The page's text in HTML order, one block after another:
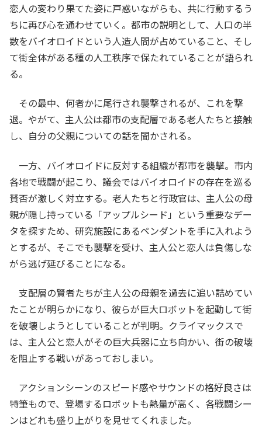
恋人の変わり果てた姿に戸惑いながらも、共に行動するう
ちに再び心を通わせていく。都市の説明として、人口の半
数をバイオロイドという人造人間が占めていること、そし
て街全体がある種の人工秩序で保たれていることが語られ
る。
その最中、何者かに尾行され襲撃されるが、これを撃
退。やがて、主人公は都市の支配層である老人たちと接触
し、自分の父親についての話を聞かされる。
一方、バイオロイドに反対する組織が都市を襲撃。市内
各地で戦闘が起こり、議会ではバイオロイドの存在を巡る
賛否が激しく対立する。老人たちと行政官は、主人公の母
親が隠し持っている「アップルシード」という重要なデー
タを探すため、研究施設にあるペンダントを手に入れよう
とするが、そこでも襲撃を受け、主人公と恋人は負傷しな
がら逃げ延びることになる。
支配層の賢者たちが主人公の母親を過去に追い詰めてい
たことが明らかになり、彼らが巨大ロボットを起動して街
を破壊しようとしていることが判明。クライマックスで
は、主人公と恋人がその巨大兵器に立ち向かい、街の破壊
を阻止する戦いがあっておしまい。
アクションシーンのスピード感やサウンドの格好良さは
特筆もので、登場するロボットも熱量が高く、各戦闘シー
ンはどれも盛り上がりを見せてくれました。